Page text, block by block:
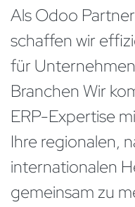
Als Odoo
schaffen wir
für
Branchen Wir
ERP-Expertise
Ihre regionalen,
internationalen
gemeinsam zu